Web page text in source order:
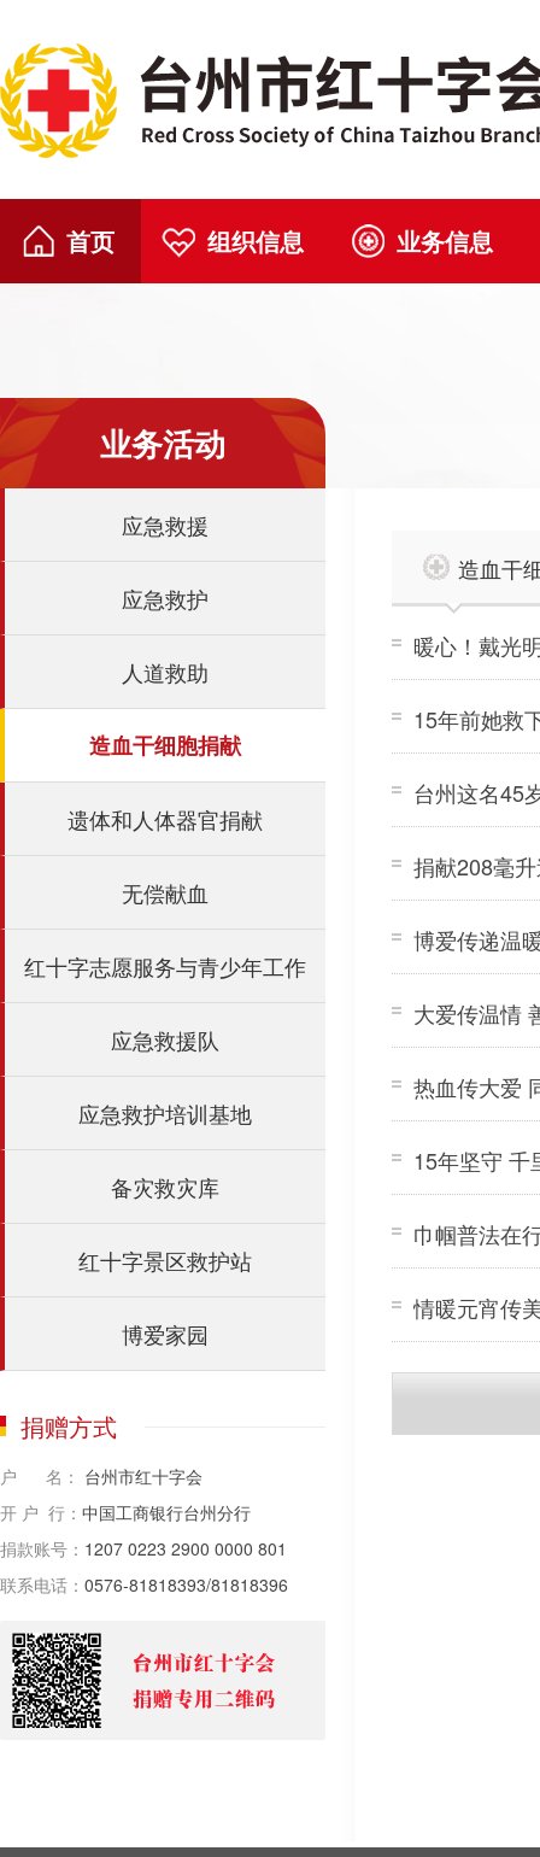
首页 组织信息 业务信息
业务活动
应急救援
应急救护
人道救助
造血干细胞捐献
遗体和人体器官捐献
无偿献血
红十字志愿服务与青少年工作
应急救援队
应急救护培训基地
备灾救灾库
红十字景区救护站
博爱家园
捐赠方式
户 名： 台州市红十字会
开 户 行： 中国工商银行台州分行
捐款账号： 1207 0223 2900 0000 801
联系电话： 0576-81818393/81818396
造血干
暖心！戴光
15年前她救
台州这名45
捐献208毫
博爱传递温
大爱传温情
热血传大爱
15年坚守
巾帼普法在
情暖元宵传